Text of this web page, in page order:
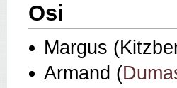
Osi
Margus
Armand (